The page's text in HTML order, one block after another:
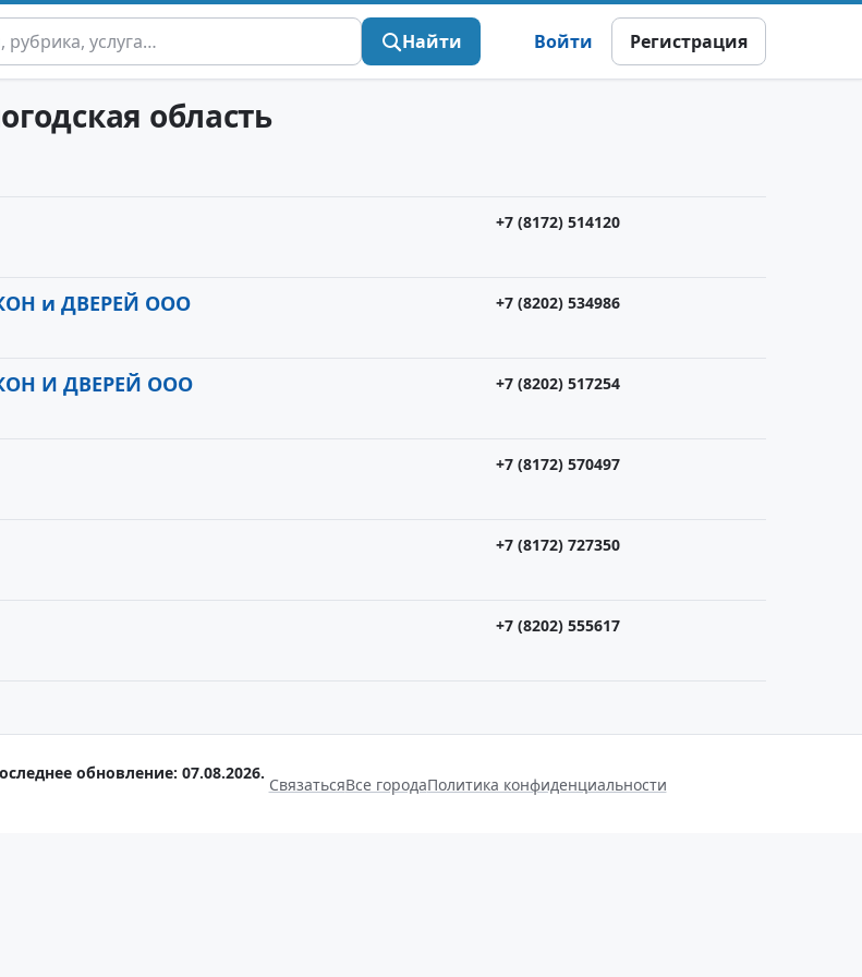
Найти Войти Регистрация
область
+7 (8172) 514120
и ДВЕРЕЙ ООО
+7 (8202) 534986
И ДВЕРЕЙ ООО
+7 (8202) 517254
+7 (8172) 570497
+7 (8172) 727350
+7 (8202) 555617
обновление: 07.08.2026.
СвязатьсяВсе городаПолитика конфиденциальности